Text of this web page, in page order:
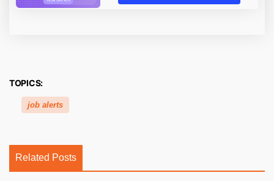
TOPICS:
job alerts
Related Posts